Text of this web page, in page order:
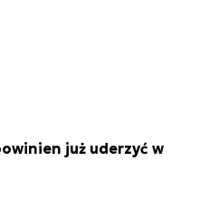
już uderzyć w